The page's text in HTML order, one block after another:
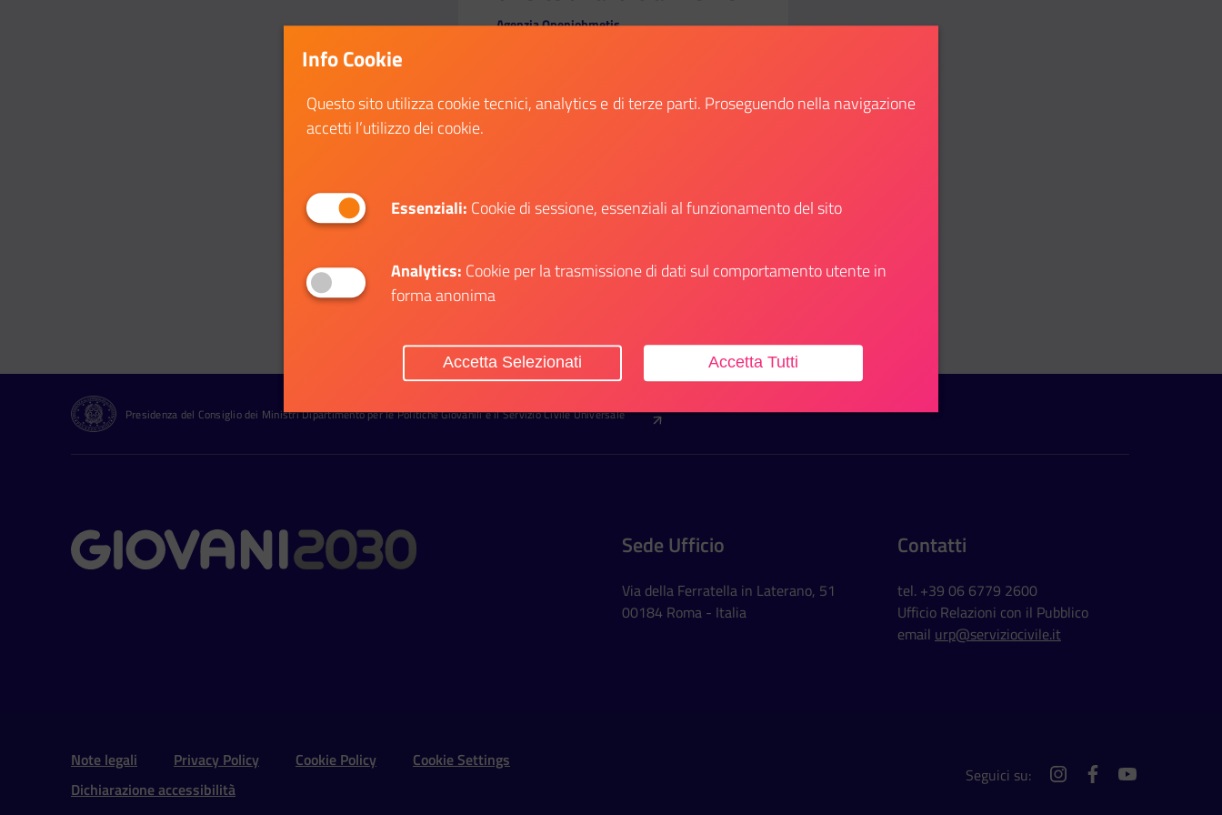
Agenzia Openjobmetis
pelletteria, progettista meccanico,
Data fine:
10 giugno 2022
Presidenza del Consiglio dei Ministri Dipartimento per le Politiche Giovanili e il Servizio Civile Universale
Contatti Sede Ufficio
Via della Ferratella in Laterano, 51
00184 Roma - Italia
Contatti
tel. +39 06 6779 2600
Ufficio Relazioni con il Pubblico
email urp@serviziocivile.it
Sezione Link Utili e Social Networks
Note legali Privacy Policy Cookie Policy
Cookie Settings
Dichiarazione accessibilità
Seguici su: instagramfacebookyoutube
Info Cookie
Questo sito utilizza cookie tecnici, analytics e di terze parti. Proseguendo nella navigazione
accetti l’utilizzo dei cookie.
Essenziali: Cookie di sessione, essenziali al funzionamento del sito
Analytics: Cookie per la trasmissione di dati sul comportamento utente in
forma anonima
Accetta Tutti
Accetta Selezionati